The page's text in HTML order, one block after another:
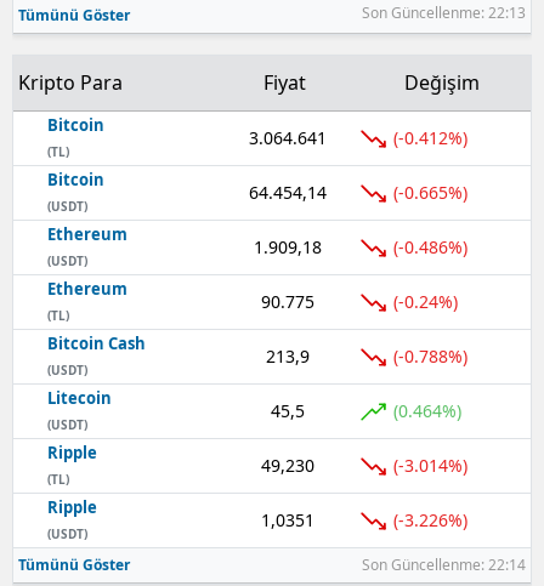
Tümünü Göster Son Güncellenme: 22:13
Kripto Para Fiyat Değişim
Bitcoin
(TL)
3.064.641 (-0.412%)
Bitcoin
(USDT)
64.454,14 (-0.665%)
Ethereum
(USDT)
1.909,18 (-0.486%)
Ethereum
(TL)
90.775 (-0.24%)
Bitcoin Cash
(USDT)
213,9 (-0.788%)
Litecoin
(USDT)
45,5 (0.464%)
Ripple
(TL)
49,230 (-3.014%)
Ripple
(USDT)
1,0351 (-3.226%)
Tümünü Göster Son Güncellenme: 22:14